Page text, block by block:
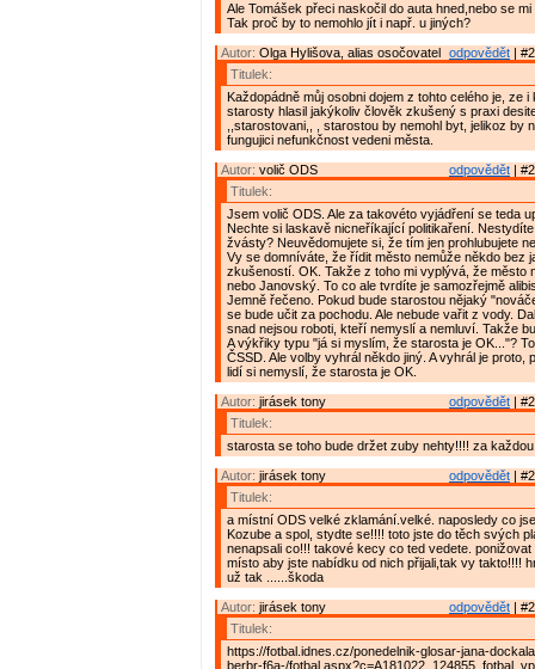
Ale Tomášek přeci naskočil do auta hned,nebo se mi
Tak proč by to nemohlo jít i např. u jiných?
odpovědět |
Autor: Olga Hylišova, alias osočovatel
Titulek:
Každopádně můj osobni dojem z tohto celého je, ze
starosty hlasil jakýkoliv člověk zkušený s praxi
,,starostovani,, , starostou by nemohl byt, jelikoz by
fungujici nefunkčnost vedeni města.
odpovědět |
Autor: volič ODS
Titulek:
Jsem volič ODS. Ale za takovéto vyjádření se teda
Nechte si laskavě nicneříkající politikaření.
žvásty? Neuvědomujete si, že tím jen prohlubujete
Vy se domníváte, že řídit město nemůže někdo bez
zkušeností. OK. Takže z toho mi vyplývá, že město
nebo Janovský. To co ale tvrdíte je samozřejmě
Jemně řečeno. Pokud bude starostou nějaký
se bude učit za pochodu. Ale nebude vařit z vody.
snad nejsou roboti, kteří nemyslí a nemluví. Takže
A výkřiky typu "já si myslím, že starosta je OK..."?
ČSSD. Ale volby vyhrál někdo jiný. A vyhrál je proto,
lidí si nemyslí, že starosta je OK.
odpovědět |
Autor: jirásek tony
Titulek:
starosta se toho bude držet zuby nehty!!!! za
odpovědět |
Autor: jirásek tony
Titulek:
a místní ODS velké zklamání.velké. naposledy co
Kozube a spol, stydte se!!!! toto jste do těch svých
nenapsali co!!! takové kecy co ted vedete.
místo aby jste nabídku od nich přijali,tak vy takto!!!!
už tak ......škoda
odpovědět |
Autor: jirásek tony
Titulek:
https://fotbal.idnes.cz/ponedelnik-glosar-jana-
berbr-f6a-/